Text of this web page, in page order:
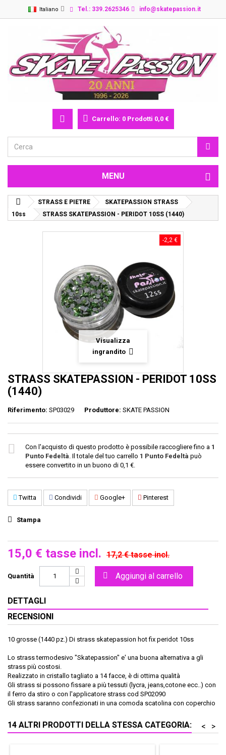
Italiano Tel.: 339.2625346 info@skatepassion.it
Carrello: 0 Prodotti 0,0 €
MENU
STRASS E PIETRE
SKATEPASSION STRASS
10ss
STRASS SKATEPASSION - PERIDOT 10SS (1440)
-2,2 €
Visualizza
ingrandito
STRASS SKATEPASSION - PERIDOT 10SS
(1440)
Riferimento: SP03029 Produttore: SKATE PASSION
Con l'acquisto di questo prodotto è possibile raccogliere fino a 1
Punto Fedeltà . Il totale del tuo carrello 1 Punto Fedeltà può
essere convertito in un buono di 0,1 €
Twitta Condividi Google+ Pinterest
Stampa
15,0 € tasse incl. 17,2 €tasse incl.
Quantità Aggiungi al carrello
DETTAGLI
RECENSIONI
10 grosse (1440 pz.) Di strass skatepassion hot fix peridot 10ss
Lo strass termodesivo "Skatepassion" e' una buona alternativa a gli
strass più costosi.
Realizzato in cristallo tagliato a 14 facce, è di ottima qualità
Gli strass si possono fissare a più tessuti (lycra, jeans,cotone ecc..) con
il ferro da stiro o con l'applicatore strass cod SP02090
Gli strass saranno confezionati in una comoda scatolina con coperchio
14 ALTRI PRODOTTI DELLA STESSA CATEGORIA: >
<